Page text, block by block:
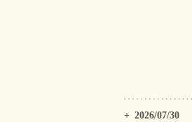
2026/07/30